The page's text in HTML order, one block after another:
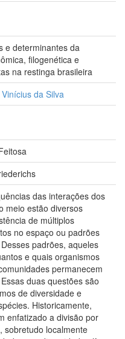
e determinantes da
filogenética e
na restinga brasileira
da Silva
das interações dos
meio estão diversos
de múltiplos
no espaço ou padrões
padrões, aqueles
e quais organismos
permanecem
duas questões são
de diversidade e
Historicamente,
enfatizado a divisão por
sobretudo localmente